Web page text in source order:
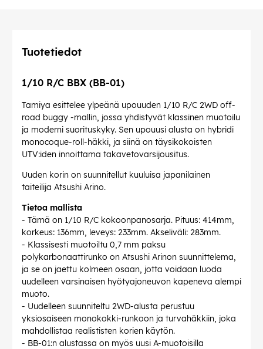
Tuotetiedot
1/10 R/C BBX (BB-01)
Tamiya esittelee ylpeänä upouuden 1/10 R/C 2WD off-
road buggy -mallin, jossa yhdistyvät klassinen muotoilu
ja moderni suorituskyky. Sen upouusi alusta on hybridi
monocoque-roll-häkki, ja siinä on täysikokoisten
UTV:iden innoittama takavetovarsijousitus.
Uuden korin on suunnitellut kuuluisa japanilainen
taiteilija Atsushi Arino.
Tietoa mallista
- Tämä on 1/10 R/C kokoonpanosarja. Pituus: 414mm,
korkeus: 136mm, leveys: 233mm. Akseliväli: 283mm.
- Klassisesti muotoiltu 0,7 mm paksu
polykarbonaattirunko on Atsushi Arinon suunnittelema,
ja se on jaettu kolmeen osaan, jotta voidaan luoda
uudelleen varsinaisen hyötyajoneuvon kapeneva alempi
muoto.
- Uudelleen suunniteltu 2WD-alusta perustuu
yksiosaiseen monokokki-runkoon ja turvahäkkiin, joka
mahdollistaa realististen korien käytön.
- BB-01:n alustassa on myös uusi A-muotoisilla